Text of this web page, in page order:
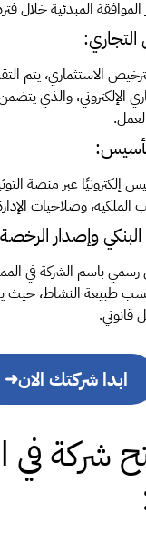
المبدئية خلال
الاستثماري، يتم
الإلكتروني، والذي
إلكترونيًا عبر منصة
وصلاحيات الإدارة
باسم الشركة في
طبيعة النشاط، حيث
قانوني.
ابدا شركتك الان➜
شركة في